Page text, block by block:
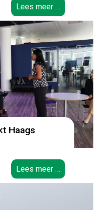
Lees meer …
Haags
Lees meer …